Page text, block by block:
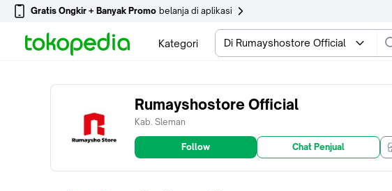
Gratis Ongkir + Banyak Promo belanja di aplikasi
Kategori Di Rumayshostore Official
Rumayshostore Official
Kab. Sleman
Follow Chat Penjual